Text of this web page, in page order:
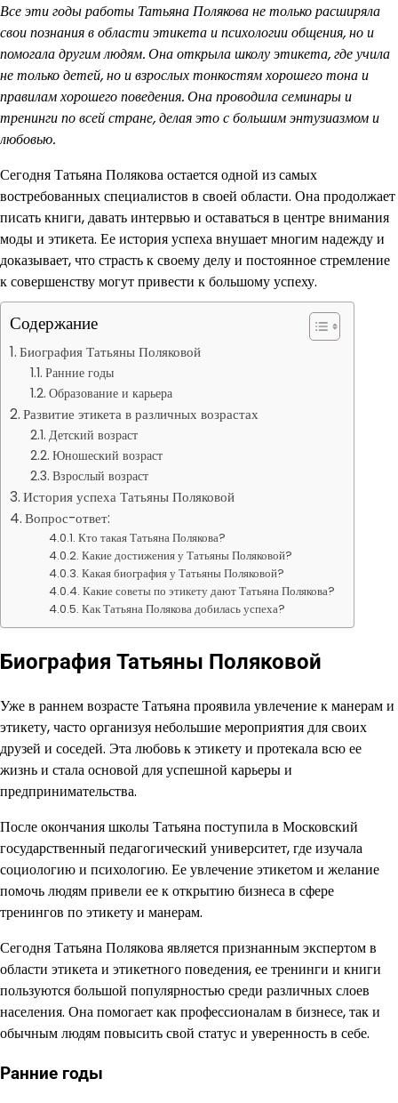
Все эти годы работы Татьяна Полякова не только расширяла
свои познания в области этикета и психологии общения, но и
помогала другим людям. Она открыла школу этикета, где учила
не только детей, но и взрослых тонкостям хорошего тона и
правилам хорошего поведения. Она проводила семинары и
тренинги по всей стране, делая это с большим энтузиазмом и
любовью.
Сегодня Татьяна Полякова остается одной из самых
востребованных специалистов в своей области. Она продолжает
писать книги, давать интервью и оставаться в центре внимания
моды и этикета. Ее история успеха внушает многим надежду и
доказывает, что страсть к своему делу и постоянное стремление
к совершенству могут привести к большому успеху.
Содержание
Биография Татьяны Поляковой
Ранние годы
Образование и карьера
Развитие этикета в различных возрастах
Детский возраст
Юношеский возраст
Взрослый возраст
История успеха Татьяны Поляковой
Вопрос-ответ:
Кто такая Татьяна Полякова?
Какие достижения у Татьяны Поляковой?
Какая биография у Татьяны Поляковой?
Какие советы по этикету дают Татьяна Полякова?
Как Татьяна Полякова добилась успеха?
Биография Татьяны Поляковой
Уже в раннем возрасте Татьяна проявила увлечение к манерам и
этикету, часто организуя небольшие мероприятия для своих
друзей и соседей. Эта любовь к этикету и протекала всю ее
жизнь и стала основой для успешной карьеры и
предпринимательства.
После окончания школы Татьяна поступила в Московский
государственный педагогический университет, где изучала
социологию и психологию. Ее увлечение этикетом и желание
помочь людям привели ее к открытию бизнеса в сфере
тренингов по этикету и манерам.
Сегодня Татьяна Полякова является признанным экспертом в
области этикета и этикетного поведения, ее тренинги и книги
пользуются большой популярностью среди различных слоев
населения. Она помогает как профессионалам в бизнесе, так и
обычным людям повысить свой статус и уверенность в себе.
Ранние годы